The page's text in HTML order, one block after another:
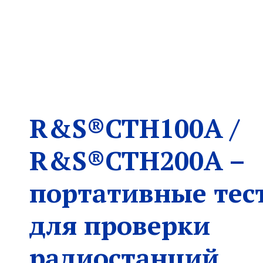
R&S®CTH100A /
R&S®CTH200A –
портативные
для проверки